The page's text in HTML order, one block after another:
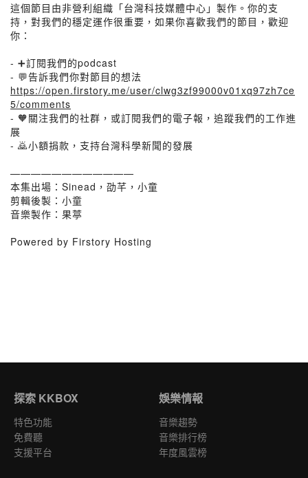
這個節目由非營利組織「台灣科技媒體中心」製作。你的支
持，對我們的穩定運作很重要，如果你喜歡我們的節目，歡迎
你：
- ➕訂閱我們的podcast
- 💬告訴我們你對節目的想法
https://open.firstory.me/user/clwg3zf99000v01xq97zh7ce
5/comments
- 🧡關注我們的社群，或訂閱我們的電子報，追蹤我們的工作進
展
- 🙇小額捐款，支持台灣科學新聞的發展
————————————
本集出場：Sinead，劭芊，小童
剪輯後製：小童
音樂製作：果葶
Powered by Firstory Hosting
探索 KKBOX
特色功能
免費聽
支援平台
娛樂情報
音樂趨勢
音樂排行榜
年度風雲榜